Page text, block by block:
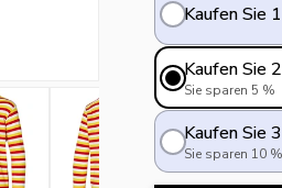
Kaufen Sie 1
Kaufen Sie 2
Sie sparen 5 %
Kaufen Sie 3
Sie sparen 10 %